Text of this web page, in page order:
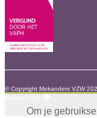
© Copyright Mekanders VZW
Om je